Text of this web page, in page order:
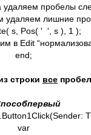
удаляем пробелы
удаляем лишние
s, Pos( '  ', s ), 1 );
в Edit
end;
строки все
первый
var